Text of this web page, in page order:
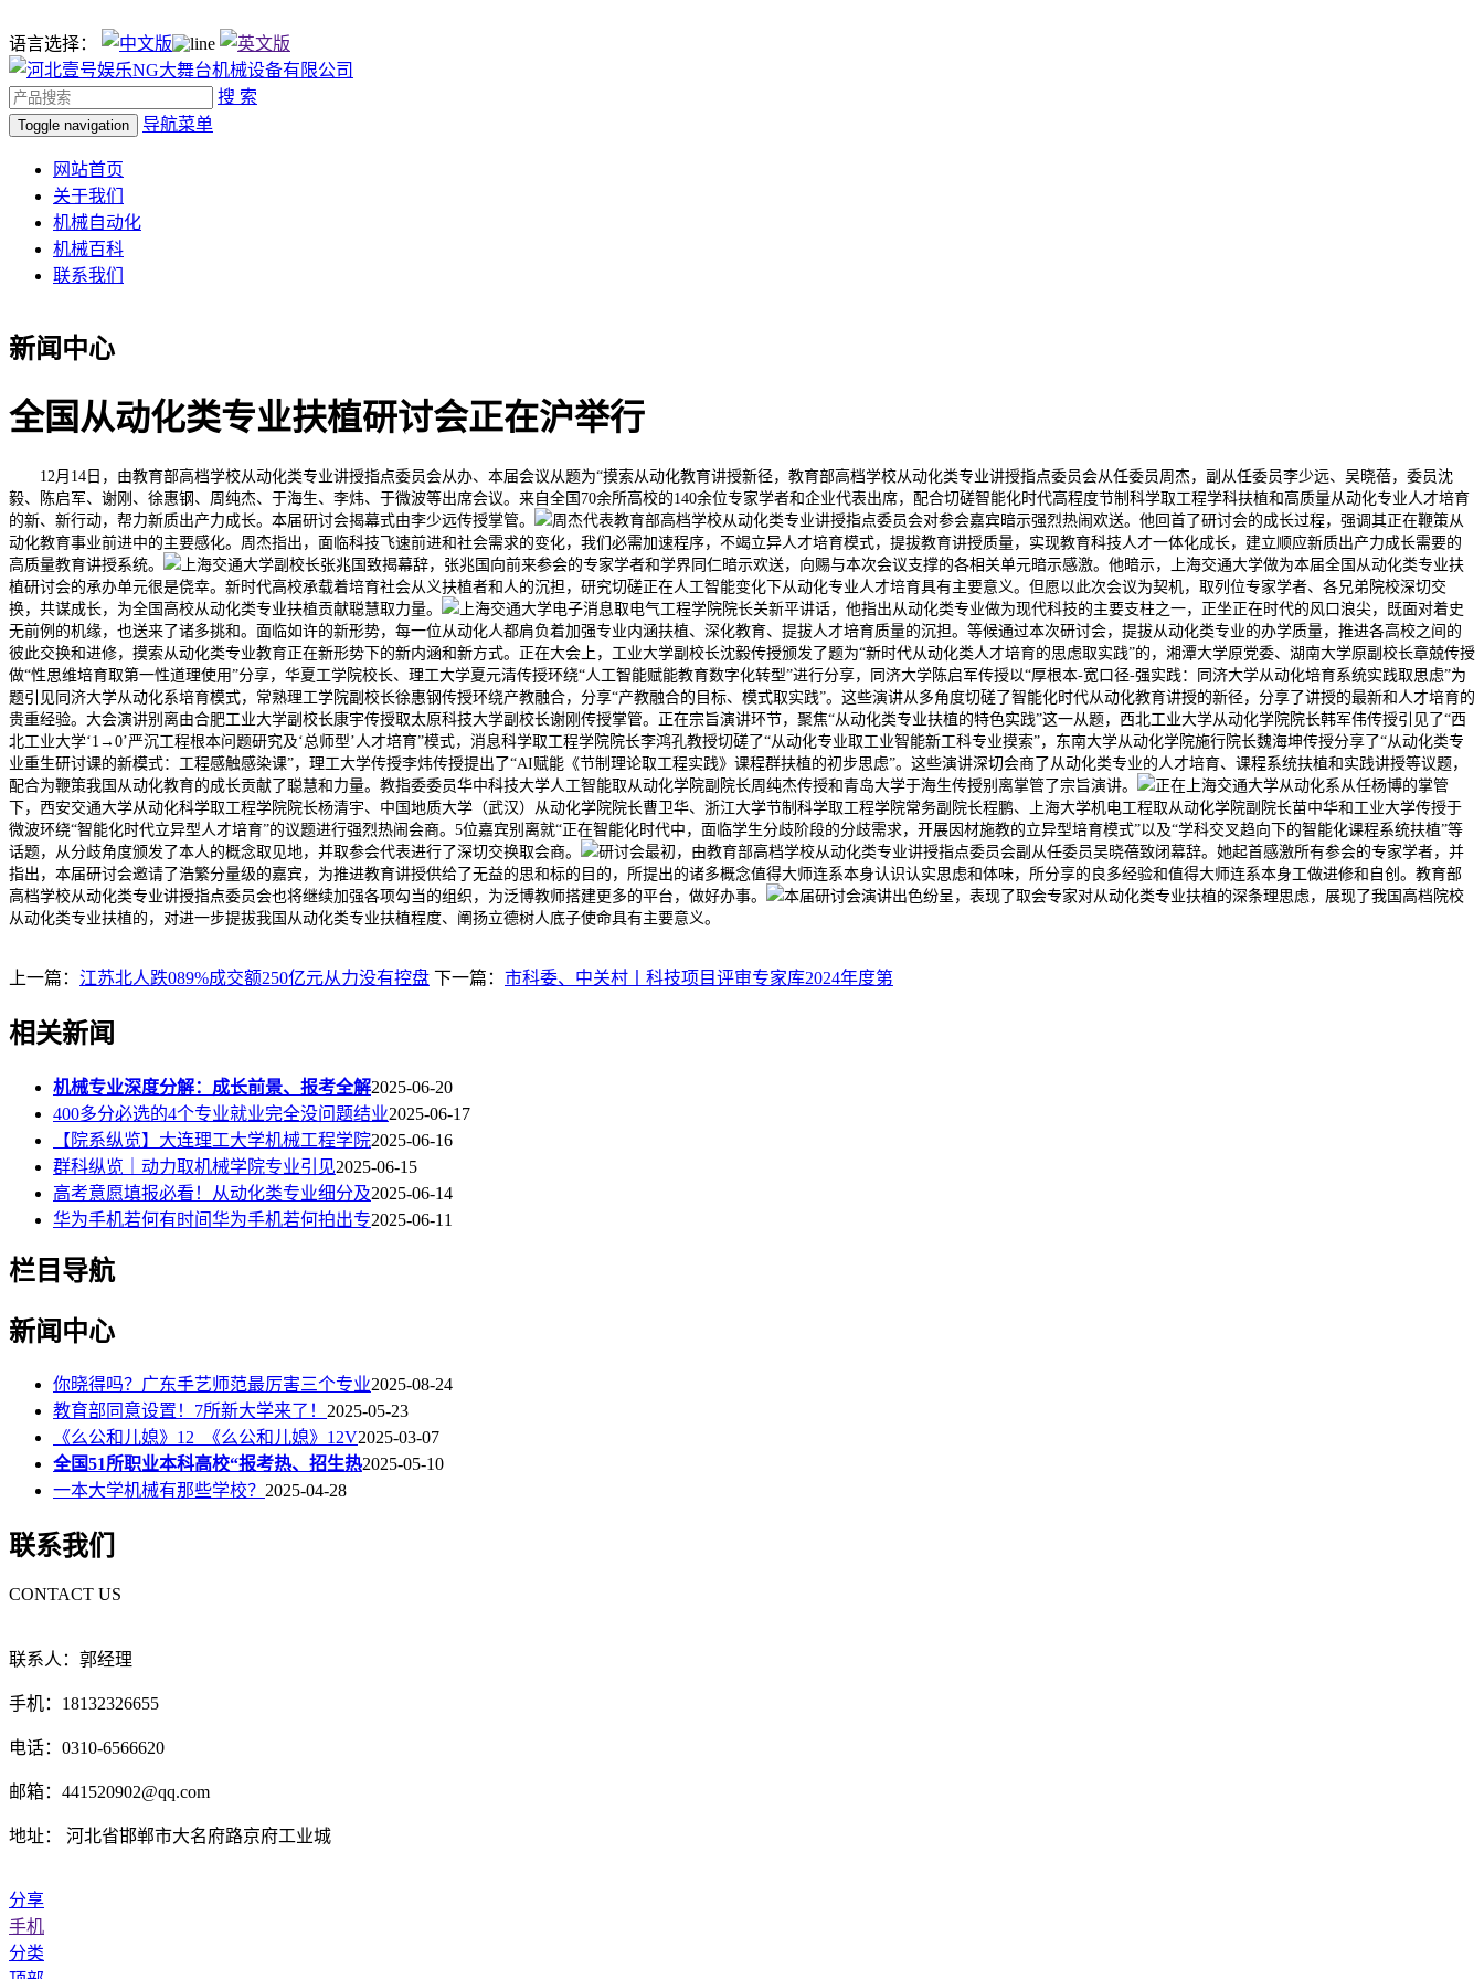
语言选择：
搜 索
Toggle navigation 导航菜单
网站首页
关于我们
机械自动化
机械百科
联系我们
新闻中心
全国从动化类专业扶植研讨会正在沪举行
12月14日，由教育部高档学校从动化类专业讲授指点委员会从办、本届会议从题为“摸索从动化教育讲授新径，教育部高档学校从动化类专业讲授指点委员会从任委员周杰，副从任委员李少远、吴晓蓓，委员沈
毅、陈启军、谢刚、徐惠钢、周纯杰、于海生、李炜、于微波等出席会议。来自全国70余所高校的140余位专家学者和企业代表出席，配合切磋智能化时代高程度节制科学取工程学科扶植和高质量从动化专业人才培育
的新、新行动，帮力新质出产力成长。本届研讨会揭幕式由李少远传授掌管。
周杰代表教育部高档学校从动化类专业讲授指点委员会对参会嘉宾暗示强烈热闹欢送。他回首了研讨会的成长过程，强调其正在鞭策从
动化教育事业前进中的主要感化。周杰指出，面临科技飞速前进和社会需求的变化，我们必需加速程序，不竭立异人才培育模式，提拔教育讲授质量，实现教育科技人才一体化成长，建立顺应新质出产力成长需要的
高质量教育讲授系统。
上海交通大学副校长张兆国致揭幕辞，张兆国向前来参会的专家学者和学界同仁暗示欢送，向赐与本次会议支撑的各相关单元暗示感激。他暗示，上海交通大学做为本届全国从动化类专业扶
植研讨会的承办单元很是侥幸。新时代高校承载着培育社会从义扶植者和人的沉担，研究切磋正在人工智能变化下从动化专业人才培育具有主要意义。但愿以此次会议为契机，取列位专家学者、各兄弟院校深切交
换，共谋成长，为全国高校从动化类专业扶植贡献聪慧取力量。
上海交通大学电子消息取电气工程学院院长关新平讲话，他指出从动化类专业做为现代科技的主要支柱之一，正坐正在时代的风口浪尖，既面对着史
无前例的机缘，也送来了诸多挑和。面临如许的新形势，每一位从动化人都肩负着加强专业内涵扶植、深化教育、提拔人才培育质量的沉担。等候通过本次研讨会，提拔从动化类专业的办学质量，推进各高校之间的
彼此交换和进修，摸索从动化类专业教育正在新形势下的新内涵和新方式。正在大会上，工业大学副校长沈毅传授颁发了题为“新时代从动化类人才培育的思虑取实践”的，湘潭大学原党委、湖南大学原副校长章兢传授
做“性思维培育取第一性道理使用”分享，华夏工学院校长、理工大学夏元清传授环绕“人工智能赋能教育数字化转型”进行分享，同济大学陈启军传授以“厚根本-宽口径-强实践：同济大学从动化培育系统实践取思虑”为
题引见同济大学从动化系培育模式，常熟理工学院副校长徐惠钢传授环绕产教融合，分享“产教融合的目标、模式取实践”。这些演讲从多角度切磋了智能化时代从动化教育讲授的新径，分享了讲授的最新和人才培育的
贵重经验。大会演讲别离由合肥工业大学副校长康宇传授取太原科技大学副校长谢刚传授掌管。正在宗旨演讲环节，聚焦“从动化类专业扶植的特色实践”这一从题，西北工业大学从动化学院院长韩军伟传授引见了“西
北工业大学‘1→0’严沉工程根本问题研究及‘总师型’人才培育”模式，消息科学取工程学院院长李鸿孔教授切磋了“从动化专业取工业智能新工科专业摸索”，东南大学从动化学院施行院长魏海坤传授分享了“从动化类专
业重生研讨课的新模式：工程感触感染课”，理工大学传授李炜传授提出了“AI赋能《节制理论取工程实践》课程群扶植的初步思虑”。这些演讲深切会商了从动化类专业的人才培育、课程系统扶植和实践讲授等议题，
配合为鞭策我国从动化教育的成长贡献了聪慧和力量。教指委委员华中科技大学人工智能取从动化学院副院长周纯杰传授和青岛大学于海生传授别离掌管了宗旨演讲。
正在上海交通大学从动化系从任杨博的掌管
下，西安交通大学从动化科学取工程学院院长杨清宇、中国地质大学（武汉）从动化学院院长曹卫华、浙江大学节制科学取工程学院常务副院长程鹏、上海大学机电工程取从动化学院副院长苗中华和工业大学传授于
微波环绕“智能化时代立异型人才培育”的议题进行强烈热闹会商。5位嘉宾别离就“正在智能化时代中，面临学生分歧阶段的分歧需求，开展因材施教的立异型培育模式”以及“学科交叉趋向下的智能化课程系统扶植”等
话题，从分歧角度颁发了本人的概念取见地，并取参会代表进行了深切交换取会商。
研讨会最初，由教育部高档学校从动化类专业讲授指点委员会副从任委员吴晓蓓致闭幕辞。她起首感激所有参会的专家学者，并
指出，本届研讨会邀请了浩繁分量级的嘉宾，为推进教育讲授供给了无益的思和标的目的，所提出的诸多概念值得大师连系本身认识认实思虑和体味，所分享的良多经验和值得大师连系本身工做进修和自创。教育部
高档学校从动化类专业讲授指点委员会也将继续加强各项勾当的组织，为泛博教师搭建更多的平台，做好办事。
本届研讨会演讲出色纷呈，表现了取会专家对从动化类专业扶植的深条理思虑，展现了我国高档院校
从动化类专业扶植的，对进一步提拔我国从动化类专业扶植程度、阐扬立德树人底子使命具有主要意义。
上一篇： 江苏北人跌089%成交额250亿元从力没有控盘 下一篇： 市科委、中关村丨科技项目评审专家库2024年度第
相关新闻
机械专业深度分解：成长前景、报考全解2025-06-20
400多分必选的4个专业就业完全没问题结业2025-06-17
【院系纵览】大连理工大学机械工程学院2025-06-16
群科纵览｜动力取机械学院专业引见2025-06-15
高考意愿填报必看！从动化类专业细分及2025-06-14
华为手机若何有时间华为手机若何拍出专2025-06-11
栏目导航
新闻中心
你晓得吗？广东手艺师范最厉害三个专业2025-08-24
教育部同意设置！7所新大学来了！ 2025-05-23
《么公和儿媳》12_《么公和儿媳》12V2025-03-07
全国51所职业本科高校“报考热、招生热2025-05-10
一本大学机械有那些学校？ 2025-04-28
联系我们
CONTACT US
联系人：郭经理
手机：18132326655
电话：0310-6566620
邮箱：441520902@qq.com
地址： 河北省邯郸市大名府路京府工业城
分享
手机
分类